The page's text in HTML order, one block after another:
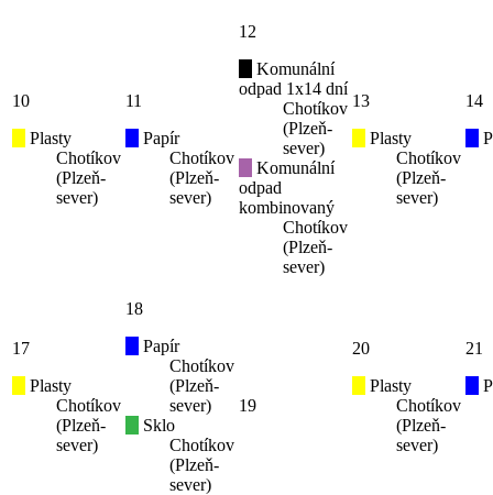
10
Plasty
Chotíkov
(Plzeň-
sever)
11
Papír
Chotíkov
(Plzeň-
sever)
12
Komunální
odpad 1x14 dní
Chotíkov
(Plzeň-
sever)
Komunální
odpad
kombinovaný
Chotíkov
(Plzeň-
sever)
13
Plasty
Chotíkov
(Plzeň-
sever)
14
17
Plasty
Chotíkov
(Plzeň-
sever)
18
Papír
Chotíkov
(Plzeň-
sever)
Sklo
Chotíkov
(Plzeň-
sever)
19
20
Plasty
Chotíkov
(Plzeň-
sever)
21